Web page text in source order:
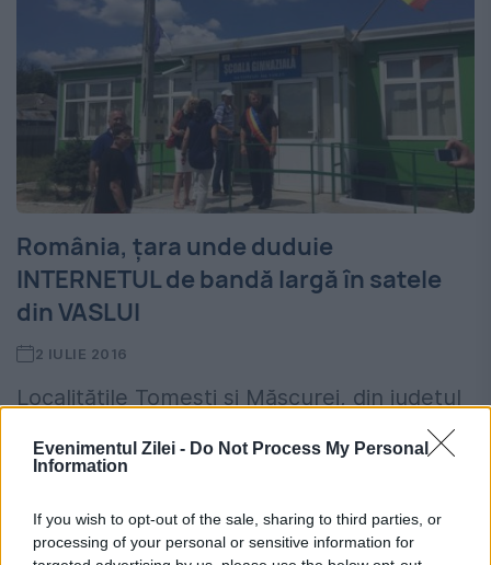
Evenimentul Zilei - Do Not Process My Personal
Information
If you wish to opt-out of the sale, sharing to third parties, or
processing of your personal or sensitive information for
România, țara unde duduie
INTERNETUL de bandă largă în satele
din VASLUI
2 IULIE 2016
Localitățile Tomești și Măscurei, din județul
Vaslui, sunt din prima zi a acestei luni
fericitele beneficiare ale rețelei de internet
în bandă largă, realizată din fonduri
europene. Proiectul „Construirea unei...